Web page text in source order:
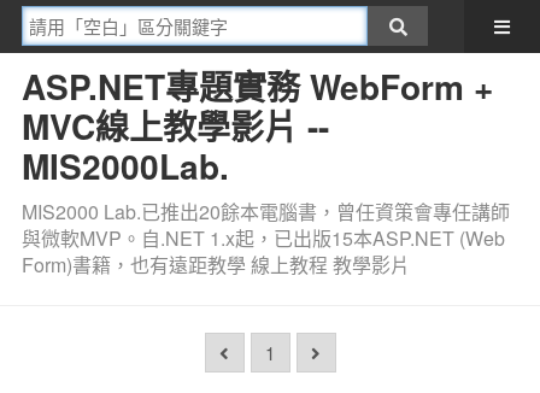
ASP.NET專題實務 WebForm +
MVC線上教學影片 --
MIS2000Lab.
MIS2000 Lab.已推出20餘本電腦書，曾任資策會專任講師
與微軟MVP。自.NET 1.x起，已出版15本ASP.NET (Web
Form)書籍，也有遠距教學 線上教程 教學影片
1